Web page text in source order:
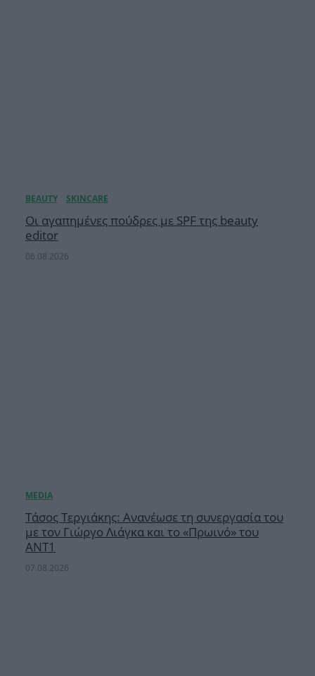
Οι αγαπημένες πούδρες με SPF της beauty
editor
06.08.2026
Τάσος Τεργιάκης: Ανανέωσε τη συνεργασία του
με τον Γιώργο Λιάγκα και το «Πρωινό» του
ΑΝΤ1
07.08.2026